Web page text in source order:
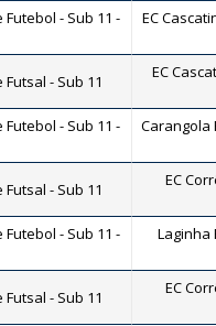
- Sub 11 -
EC
- Sub 11 EC
- Sub 11 -
Carangola
- Sub 11 EC
- Sub 11 -
Laginha
- Sub 11 EC